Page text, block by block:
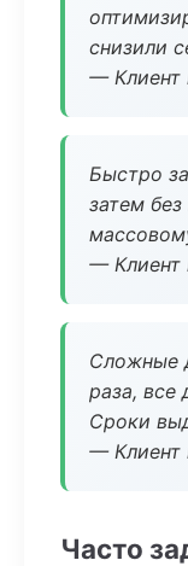
снизили
— Клиент
Быстро
затем
— Клиент
Сложные
раза, все
Сроки
— Клиент
Часто